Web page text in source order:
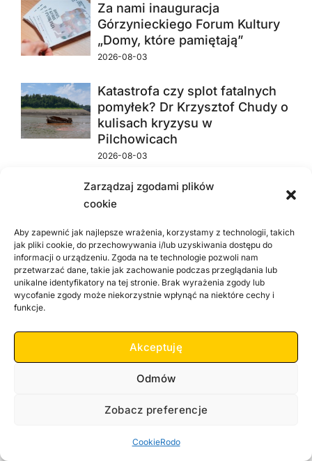
Zarządzaj zgodami plików
cookie
Aby zapewnić jak najlepsze wrażenia, korzystamy z technologii, takich
jak pliki cookie, do przechowywania i/lub uzyskiwania dostępu do
informacji o urządzeniu. Zgoda na te technologie pozwoli nam
przetwarzać dane, takie jak zachowanie podczas przeglądania lub
unikalne identyfikatory na tej stronie. Brak wyrażenia zgody lub
wycofanie zgody może niekorzystnie wpłynąć na niektóre cechy i
funkcje.
Akceptuję
Odmów
Zobacz preferencje
CookieRodo
Za nami inauguracja
Górzynieckiego Forum Kultury
„Domy, które pamiętają”
2026-08-03
Katastrofa czy splot fatalnych
pomyłek? Dr Krzysztof Chudy o
kulisach kryzysu w
Pilchowicach
2026-08-03
Fundacja GOPR realne wsparcie
dla ratowników i ich rodzin
To był niezły lipiec w
Karkonoszach
2026-08-01
Jelenia Góra w sieci wywiadów.
Tajemnice, które ujrzały światło
dzienne na wystawie w
Jeleniej Górze